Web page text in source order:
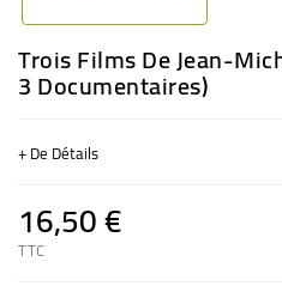
Trois Films De Jean-
3 Documentaires)
+ De Détails
16,50 €
TTC